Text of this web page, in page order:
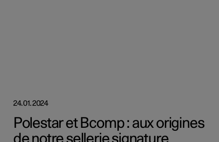
24.01.2024
Polestar et Bcomp : aux origines